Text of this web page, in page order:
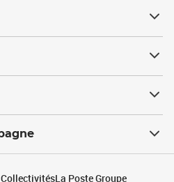
La Poste Groupe